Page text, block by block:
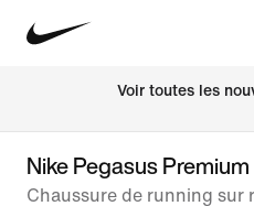
Voir toutes les
Nike Pegasus Premium
Chaussure de running sur